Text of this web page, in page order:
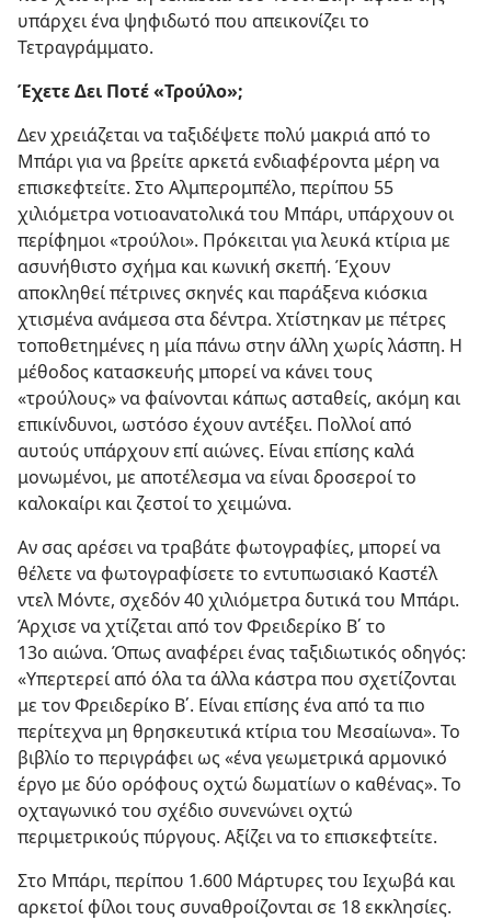
υπάρχει ένα ψηφιδωτό που απεικονίζει το
Τετραγράμματο.
Έχετε Δει Ποτέ «Τρούλο»;
Δεν χρειάζεται να ταξιδέψετε πολύ μακριά από το
Μπάρι για να βρείτε αρκετά ενδιαφέροντα μέρη να
επισκεφτείτε. Στο Αλμπερομπέλο, περίπου 55
χιλιόμετρα νοτιοανατολικά του Μπάρι, υπάρχουν οι
περίφημοι «τρούλοι». Πρόκειται για λευκά κτίρια με
ασυνήθιστο σχήμα και κωνική σκεπή. Έχουν
αποκληθεί πέτρινες σκηνές και παράξενα κιόσκια
χτισμένα ανάμεσα στα δέντρα. Χτίστηκαν με πέτρες
τοποθετημένες η μία πάνω στην άλλη χωρίς λάσπη. Η
μέθοδος κατασκευής μπορεί να κάνει τους
«τρούλους» να φαίνονται κάπως ασταθείς, ακόμη και
επικίνδυνοι, ωστόσο έχουν αντέξει. Πολλοί από
αυτούς υπάρχουν επί αιώνες. Είναι επίσης καλά
μονωμένοι, με αποτέλεσμα να είναι δροσεροί το
καλοκαίρι και ζεστοί το χειμώνα.
Αν σας αρέσει να τραβάτε φωτογραφίες, μπορεί να
θέλετε να φωτογραφίσετε το εντυπωσιακό Καστέλ
ντελ Μόντε, σχεδόν 40 χιλιόμετρα δυτικά του Μπάρι.
Άρχισε να χτίζεται από τον Φρειδερίκο Β΄ το
13ο αιώνα. Όπως αναφέρει ένας ταξιδιωτικός οδηγός:
«Υπερτερεί από όλα τα άλλα κάστρα που σχετίζονται
με τον Φρειδερίκο Β΄. Είναι επίσης ένα από τα πιο
περίτεχνα μη θρησκευτικά κτίρια του Μεσαίωνα». Το
βιβλίο το περιγράφει ως «ένα γεωμετρικά αρμονικό
έργο με δύο ορόφους οχτώ δωματίων ο καθένας». Το
οχταγωνικό του σχέδιο συνενώνει οχτώ
περιμετρικούς πύργους. Αξίζει να το επισκεφτείτε.
Στο Μπάρι, περίπου 1.600 Μάρτυρες του Ιεχωβά και
αρκετοί φίλοι τους συναθροίζονται σε 18 εκκλησίες.